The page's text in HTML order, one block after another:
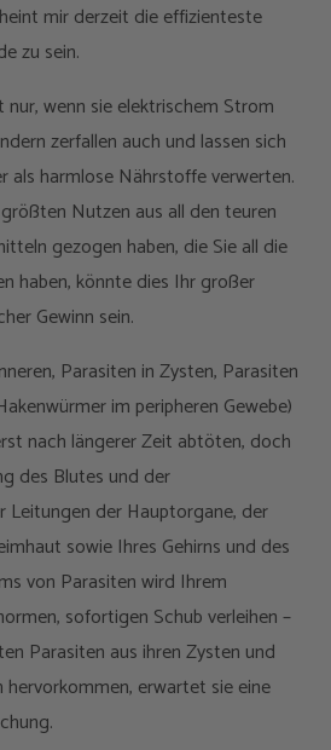
mir derzeit die effizienteste
zu sein.
wenn sie elektrischem Strom
zerfallen auch und lassen sich
als harmlose Nährstoffe verwerten.
Nutzen aus all den teuren
gezogen haben, die Sie all die
haben, könnte dies Ihr großer
Gewinn sein.
Parasiten in Zysten, Parasiten
im peripheren Gewebe)
nach längerer Zeit abtöten, doch
des Blutes und der
Leitungen der Hauptorgane, der
sowie Ihres Gehirns und des
von Parasiten wird Ihrem
sofortigen Schub verleihen –
Parasiten aus ihren Zysten und
erwartet sie eine